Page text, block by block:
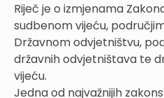
Riječ je o izmjenama
sudbenom vijeću,
Državnom odvjetništvu,
državnih odvjetništava te
vijeću.
Jedna od najvažnijih